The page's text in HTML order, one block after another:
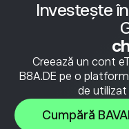
Investește
Creează un cont
B8A.DE pe o
de
Cumpără